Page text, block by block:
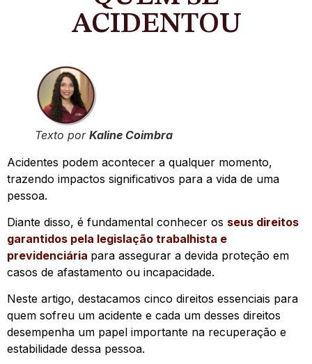
ACIDENTOU
Texto por Kaline Coimbra
Acidentes podem acontecer a qualquer momento,
trazendo impactos significativos para a vida de uma
pessoa.
Diante disso, é fundamental conhecer os seus direitos
garantidos pela legislação trabalhista e
previdenciária para assegurar a devida proteção em
casos de afastamento ou incapacidade.
Neste artigo, destacamos cinco direitos essenciais para
quem sofreu um acidente e cada um desses direitos
desempenha um papel importante na recuperação e
estabilidade dessa pessoa.